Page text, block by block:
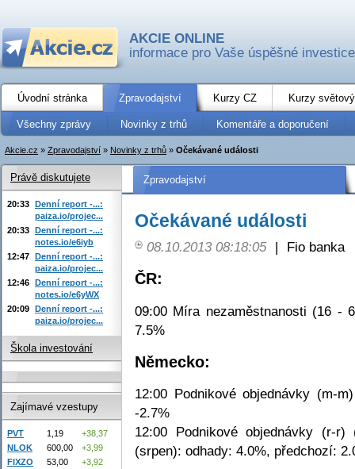
AKCIE ONLINE
informace pro Vaše úspěšné investice
Úvodní stránka Zpravodajství Kurzy CZ Kurzy
Všechny zprávy Novinky z trhů Komentáře a doporučení
Akcie.cz » Zpravodajství » Novinky z trhů » Očekávané události
Zpravodajství
Očekávané události
08.10.2013 08:18:05 | Fio banka
ČR:
09:00 Míra nezaměstnanosti (16 -
7.5%
Německo:
12:00 Podnikové objednávky (m-
-2.7%
12:00 Podnikové objednávky (r-
(srpen): odhady: 4.0%, předchozí:
Právě diskutujete
20:33 Denní report -...:
paiza.io/projec...
20:33 Denní report -...:
notes.io/e6iyb
12:47 Denní report -...:
paiza.io/projec...
12:46 Denní report -...:
notes.io/e6yWX
20:09 Denní report -...:
paiza.io/projec...
Škola investování
Zajímavé vzestupy
PVT 1,19
+38,37
NLOK
600,00
+3,99
FIXZO
53,00
+3,92